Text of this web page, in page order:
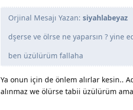
Orjinal Mesajı Yazan: siyahlabeyaz
dşerse ve ölrse ne yaparsın ? yine
ben üzülürüm fallaha
Ya onun için de önlem alırlar kesin..
alınmaz we ölürse tabii üzülürüm